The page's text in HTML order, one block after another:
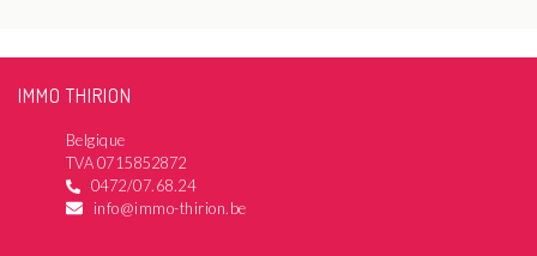
IMMO THIRION
Belgique
TVA 0715852872
0472/07.68.24
info@immo-thirion.be